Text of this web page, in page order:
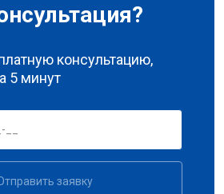
консультацию,
5 минут
заявку